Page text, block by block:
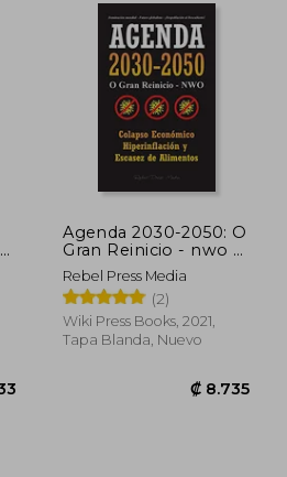
Agenda 2030-2050: O
Gran Reinicio - nwo -
Colapso Económico
e Hiperinflación y
Escasez de Alimentos
- Dominación Mundial
- Futuro Globalista -¡
Rebel Press Media
(2)
Wiki Press Books, 2021,
Tapa Blanda, Nuevo